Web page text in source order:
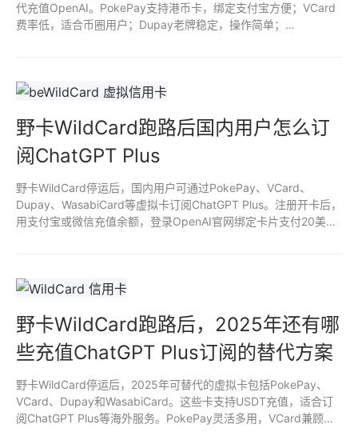
代充值OpenAI。PokePay支持港币卡，绑定支付宝方便；VCard
费率低，适合币圈用户；Dupay老牌稳定，操作简单；
野卡WildCard跑路后国内用户怎么订
阅ChatGPT Plus
野卡WildCard停运后，国内用户可通过PokePay、VCard、
Dupay、WasabiCard等虚拟卡订阅ChatGPT Plus。注册开卡后，
用支付宝或微信充值余额，登录OpenAI官网绑定卡片支付20美元/
野卡WildCard跑路后，2025年还有哪
些充值ChatGPT Plus订阅的替代方案
野卡WildCard停运后，2025年可替代的虚拟卡包括PokePay、
VCard、Dupay和WasabiCard。这些卡支持USDT充值，适合订
阅ChatGPT Plus等海外服务。PokePay灵活多用，VCard兼顾国